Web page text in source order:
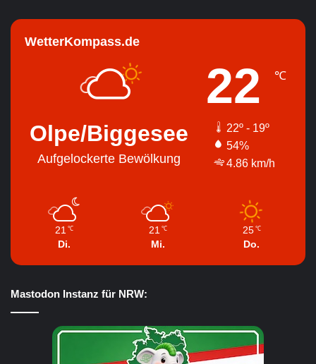
WetterKompass.de
Olpe/Biggesee
Aufgelockerte Bewölkung
22 ℃
22º - 19º
54%
4.86 km/h
21 ℃
Di.
21 ℃
Mi.
25 ℃
Do.
Mastodon Instanz für NRW: